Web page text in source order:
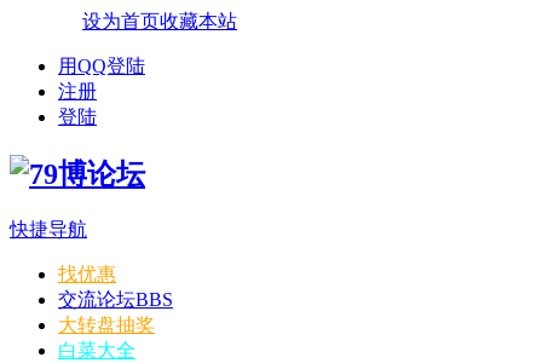
设为首页收藏本站
用QQ登陆
注册
登陆
快捷导航
找优惠
交流论坛BBS
大转盘抽奖
白菜大全